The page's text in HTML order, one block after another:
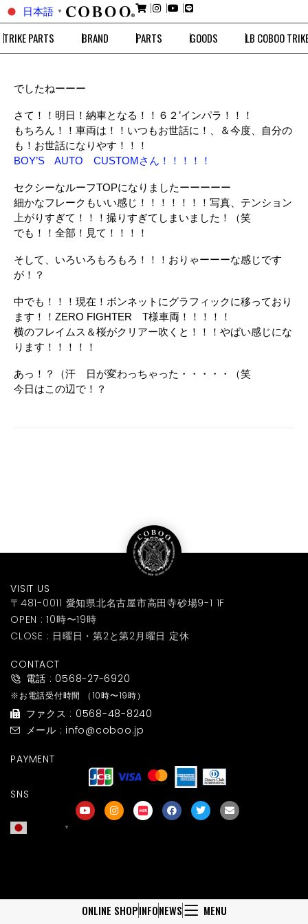
日本語 ▼
TRIKE PARTS BRAND PARTS GOODS LB COBOO
でしたねーーー
さて！！明日！納車となる！！６２’インパラ！！！
もちろん！！車両は！！いつもお世話に！、＆今度、自分の
も！お世話になりやす！！！
BOY’S AUTO CUSTOMさん！！！！！
セクシーなルーフTOPになりましたーーーーー
細かなフレークもいい感じ！！！！！！！写真、テンション
上がりすぎて！！！撮りすぎてしまいました！（笑
でも！！全部！見て！！！！
そして、いろいろもろもろ！！！おりゃーーーな感じです
が！？
中でも！！！現在！ボンネットにグラフィックに移っており
ます！！ZERO FIGHTER T様車両！！！！！
横のフレイムス＆桜がクリアー吹くと！！！やばい感じにな
ります！！！！！
あっ！？（汗 日が変わっちゃった・・・・・（笑
今日はこの辺で！？
VISIT US
〒481-0011 愛知県北名古屋市高田寺砂場9-1 1F
OPEN : 10時〜19時
CLOSE : 日曜日・第2と第2月曜日 定休
CONTACT
電話 : 0568-27-6920
※お電話受付時間 （10時〜19時）
ファクス : 0568-48-8240
メール : info@coboo.jp
PAYMENT
SNS
▼
ONLINE SHOPINFONEWS MENU